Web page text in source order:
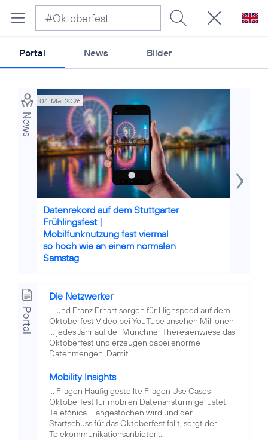
Portal News Bilder
News
04. Mai 2026
Datenrekord auf dem Stuttgarter
Frühlingsfest |
Mobilfunknutzung fast viermal
so hoch wie an einem normalen
Samstag
Portal
Die Netzwerker
... und Franz Erhart sorgen für Highspeed auf dem
Oktoberfest Video bei YouTube ansehen Millionen
... jedes Jahr auf der Münchner Theresienwiese das
Oktoberfest und erzeugen dabei enorme
Datenmengen. Damit ...
Mobility Insights
... Fragen Häufig gestellte Fragen Use Cases
Oktoberfest für mobilen Datenansturm gerüstet:
Telefónica ... angestochen wird und der
Startschuss für das Oktoberfest fällt, sorgt der
Telekommunikationsanbieter ...